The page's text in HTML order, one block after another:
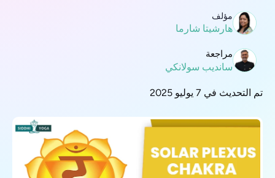
مؤلف
هارشيتا شارما
مراجعة
سانديب سولانكي
تم التحديث في 7 يوليو 2025